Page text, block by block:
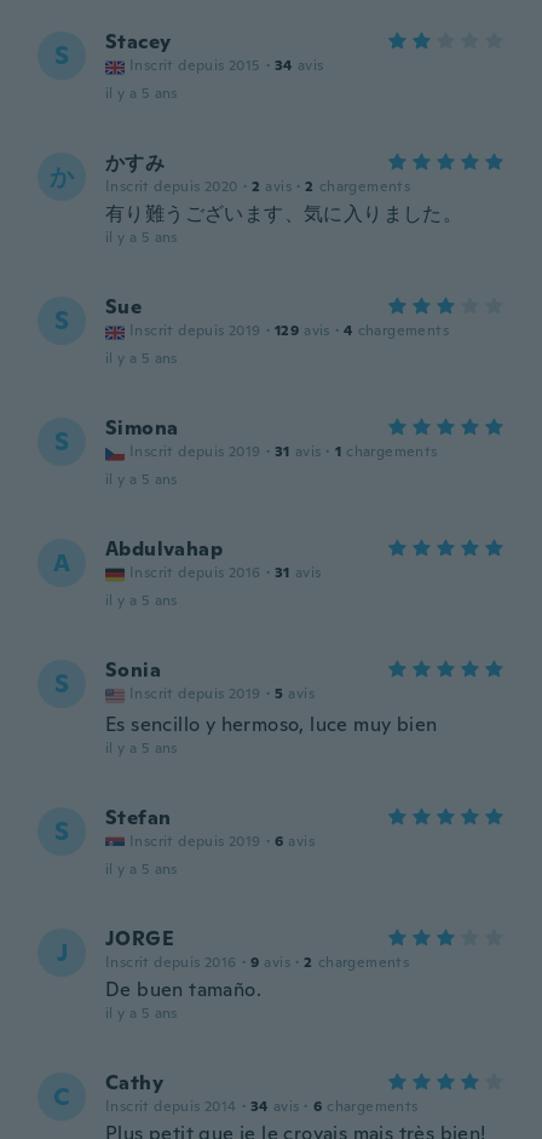
S Stacey
Inscrit depuis 2015 · 34 avis
il y a 5 ans
か かすみ
Inscrit depuis 2020 · 2 avis · 2 chargements
有り難うございます、気に入りました。
il y a 5 ans
S Sue
Inscrit depuis 2019 · 129 avis · 4 chargements
il y a 5 ans
S Simona
Inscrit depuis 2019 · 31 avis · 1 chargements
il y a 5 ans
A Abdulvahap
Inscrit depuis 2016 · 31 avis
il y a 5 ans
S Sonia
Inscrit depuis 2019 · 5 avis
Es sencillo y hermoso, luce muy bien
il y a 5 ans
S Stefan
Inscrit depuis 2019 · 6 avis
il y a 5 ans
J JORGE
Inscrit depuis 2016 · 9 avis · 2 chargements
De buen tamaño.
il y a 5 ans
C Cathy
Inscrit depuis 2014 · 34 avis · 6 chargements
Plus petit que je le croyais mais très bien!